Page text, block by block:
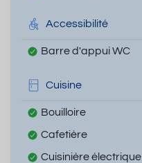
Accessibilité
Barre d'appui WC
Cuisine
Bouilloire
Cafetière
Cuisinière électrique